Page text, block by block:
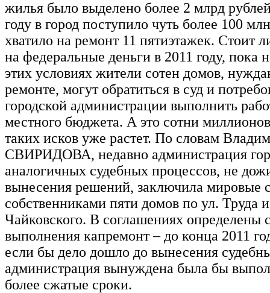
жилья было выделено более 2 млрд
году в город поступило чуть более 100
хватило на ремонт 11 пятиэтажек. Стоит
на федеральные деньги в 2011 году, пока
этих условиях жители сотен домов,
ремонте, могут обратиться в суд и
городской администрации выполнить
местного бюджета. А это сотни
таких исков уже растет. По словам
СВИРИДОВА, недавно администрация
аналогичных судебных процессов, не
вынесения решений, заключила мировые
собственниками пяти домов по ул. Труда
Чайковского. В соглашениях определены
выполнения капремонт – до конца 2011
если бы дело дошло до вынесения
администрация вынуждена была бы
более сжатые сроки.